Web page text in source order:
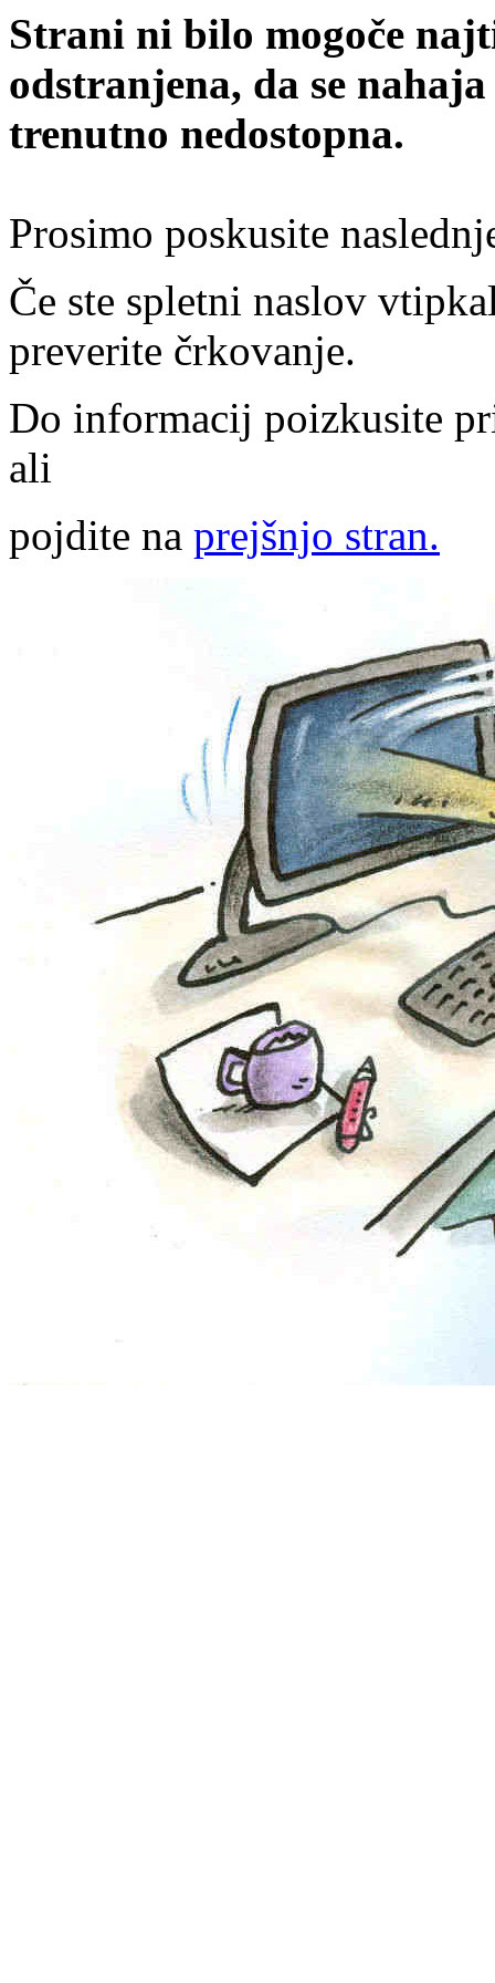
Strani ni bilo mogoče
odstranjena, da se
trenutno nedostopna.
Prosimo poskusite
Če ste spletni naslov
preverite črkovanje.
Do informacij poizkusite
ali
pojdite na prejšnjo stran.